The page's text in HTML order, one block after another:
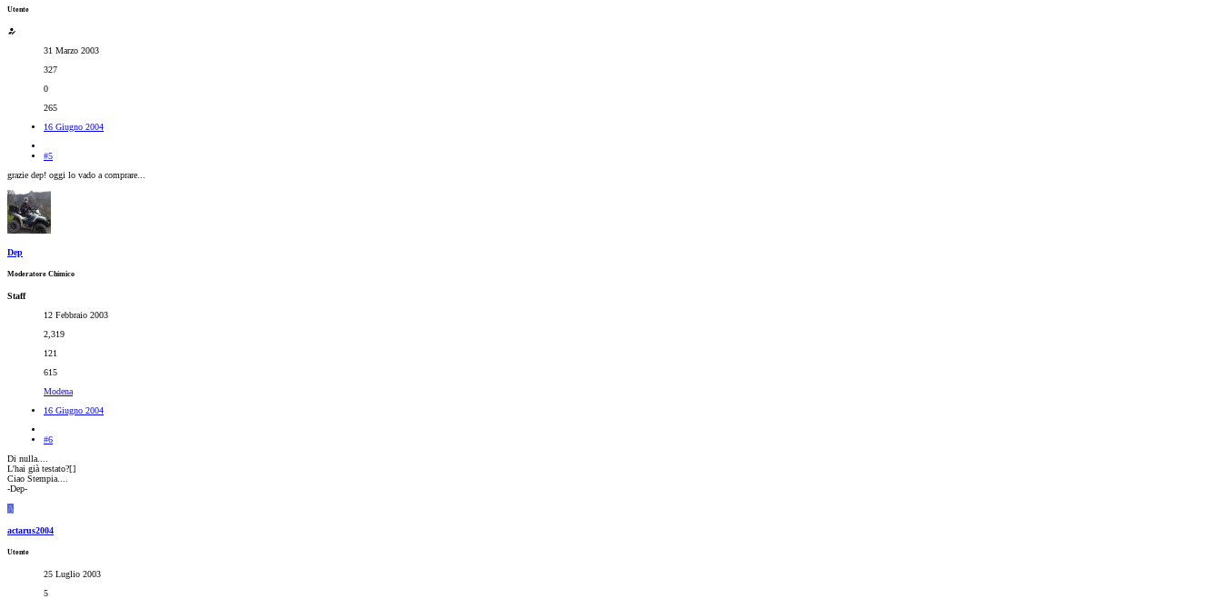
Utente
31 Marzo 2003
327
0
265
16 Giugno 2004
#5
grazie dep! oggi lo vado a comprare...
Dep
Moderatore Chimico
Staff
12 Febbraio 2003
2,319
121
615
Modena
16 Giugno 2004
#6
Di nulla....
L'hai già testato?[]
Ciao Stempia....
-Dep-
A
actarus2004
Utente
25 Luglio 2003
5